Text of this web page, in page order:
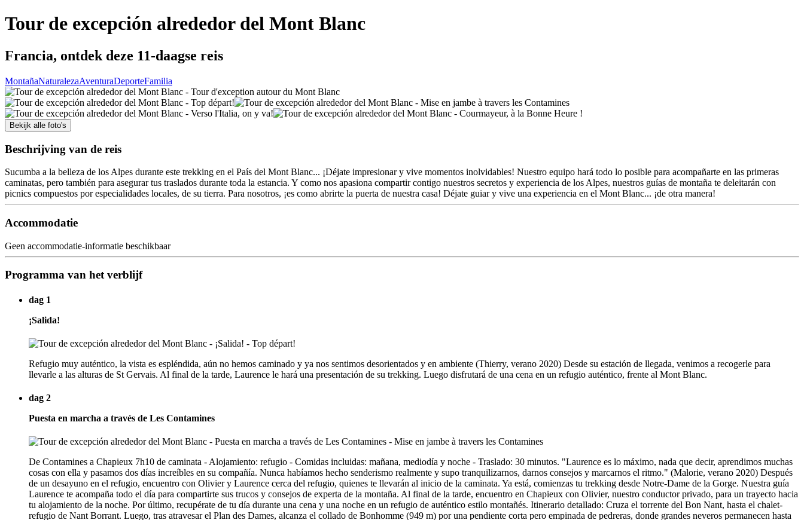
Tour de excepción alrededor del Mont Blanc
Francia, ontdek deze 11-daagse reis
MontañaNaturalezaAventuraDeporteFamilia
Bekijk alle foto's
Beschrijving van de reis
Sucumba a la belleza de los Alpes durante este trekking en el País del Mont Blanc... ¡Déjate impresionar y vive momentos inolvidables! Nuestro equipo hará todo lo posible para acompañarte en las primeras
caminatas, pero también para asegurar tus traslados durante toda la estancia. Y como nos apasiona compartir contigo nuestros secretos y experiencia de los Alpes, nuestros guías de montaña te deleitarán con
picnics compuestos por especialidades locales, de su tierra. Para nosotros, ¡es como abrirte la puerta de nuestra casa! Déjate guiar y vive una experiencia en el Mont Blanc... ¡de otra manera!
Accommodatie
Geen accommodatie-informatie beschikbaar
Programma van het verblijf
dag 1
¡Salida!
Refugio muy auténtico, la vista es espléndida, aún no hemos caminado y ya nos sentimos desorientados y en ambiente (Thierry, verano 2020) Desde su estación de llegada, venimos a recogerle para
llevarle a las alturas de St Gervais. Al final de la tarde, Laurence le hará una presentación de su trekking. Luego disfrutará de una cena en un refugio auténtico, frente al Mont Blanc.
dag 2
Puesta en marcha a través de Les Contamines
De Contamines a Chapieux 7h10 de caminata - Alojamiento: refugio - Comidas incluidas: mañana, mediodía y noche - Traslado: 30 minutos. "Laurence es lo máximo, nada que decir, aprendimos muchas
cosas con ella y pasamos dos días increíbles en su compañía. Nunca habíamos hecho senderismo realmente y supo tranquilizarnos, darnos consejos y marcarnos el ritmo." (Malorie, verano 2020) Después
de un desayuno en el refugio, encuentro con Olivier y Laurence cerca del refugio, quienes te llevarán al inicio de la caminata. Ya está, comienzas tu trekking desde Notre-Dame de la Gorge. Nuestra guía
Laurence te acompaña todo el día para compartirte sus trucos y consejos de experta de la montaña. Al final de la tarde, encuentro en Chapieux con Olivier, nuestro conductor privado, para un trayecto hacia
tu alojamiento de la noche. Por último, recupérate de tu día durante una cena y una noche en un refugio de auténtico estilo montañés. Itinerario detallado: Cruza el torrente del Bon Nant, hasta el chalet-
refugio de Nant Borrant. Luego, tras atravesar el Plan des Dames, alcanza el collado de Bonhomme (949 m) por una pendiente corta pero empinada de pedreras, donde grandes neveros permanecen hasta